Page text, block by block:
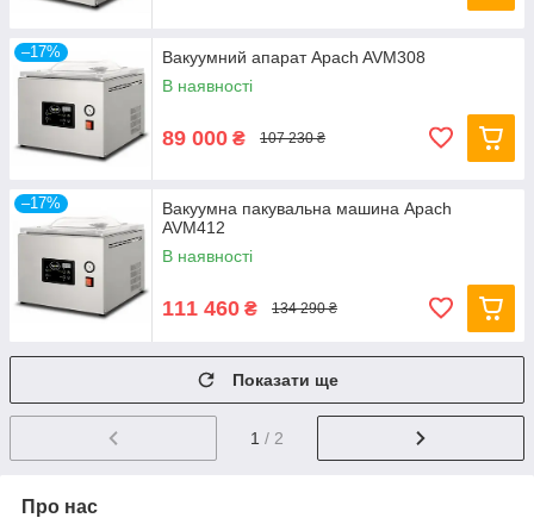
–17%
Вакуумний апарат Apach AVM308
В наявності
89 000 ₴ 107 230 ₴
–17%
Вакуумна пакувальна машина Apach
AVM412
В наявності
111 460 ₴ 134 290 ₴
Показати ще
1 / 2
Про нас